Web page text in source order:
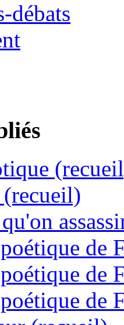
débats
de
de
de